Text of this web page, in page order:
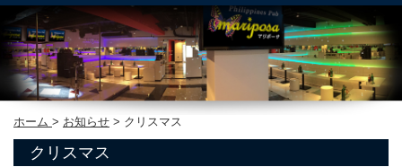
ホーム > お知らせ > クリスマス
クリスマス